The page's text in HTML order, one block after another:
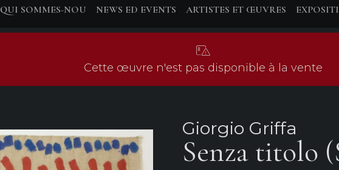
QUI SOMMES-NOU NEWS ED EVENTS ARTISTES ET ŒUVRES
Cette œuvre n'est pas disponible à la vente
Giorgio Griffa
Senza titolo